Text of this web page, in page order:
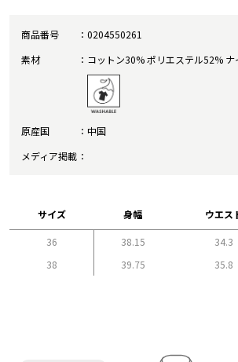
商品番号
0204550261
素材
コットン30% ポリエステル52%
原産国
中国
メディア掲載
サイズ 身幅 ウエス
36 38.15 34.3
38
39.75 35.8